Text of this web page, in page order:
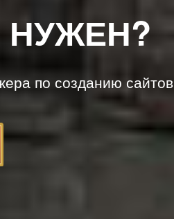
НУЖЕН?
по созданию сайтов